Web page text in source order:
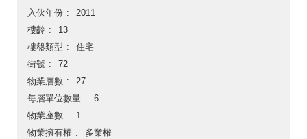
入伙年份
2011
樓齡
13
樓盤類型
住宅
街號
72
物業層數
27
每層單位數量
6
物業座數
1
物業擁有權
多業權